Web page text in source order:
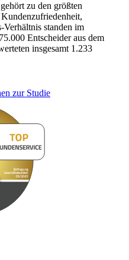
zu den größten
standen im
Entscheider aus dem
insgesamt 1.233
zur Studie